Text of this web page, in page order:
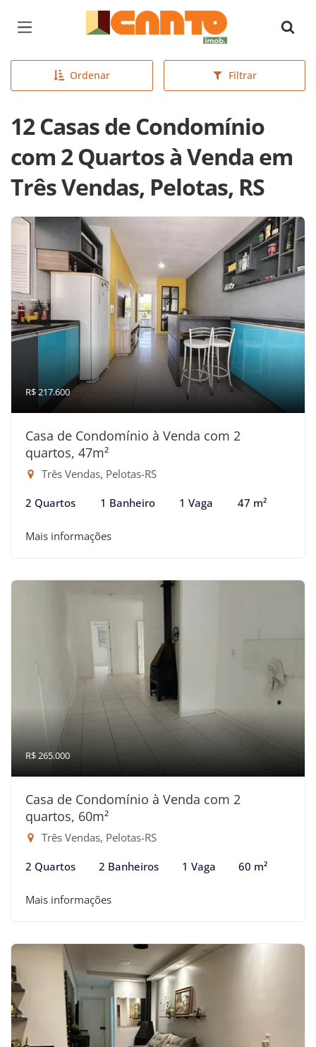
Página inicial
Ordenar Filtrar
12 Casas de Condomínio
com 2 Quartos à Venda em
Três Vendas, Pelotas, RS
R$ 217.600
Casa de Condomínio à Venda com 2
quartos, 47m²
Três Vendas, Pelotas-RS
2 Quartos 1 Banheiro 1 Vaga 47 m²
Mais informações
R$ 265.000
Casa de Condomínio à Venda com 2
quartos, 60m²
Três Vendas, Pelotas-RS
2 Quartos 2 Banheiros 1 Vaga 60 m²
Mais informações